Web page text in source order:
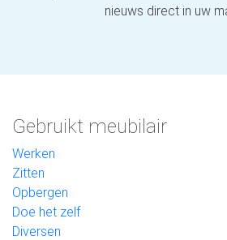
nieuws direct in uw
Gebruikt meubilair
Werken
Zitten
Opbergen
Doe het zelf
Diversen